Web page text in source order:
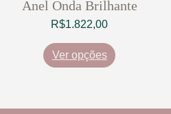
Anel Onda Brilhante
R$1.822,00
Ver opções